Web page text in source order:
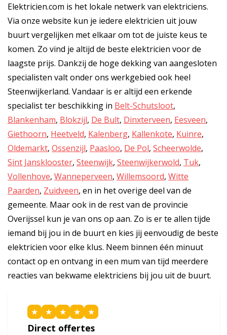
Elektricien.com is het lokale netwerk van elektriciens.
Via onze website kun je iedere elektricien uit jouw
buurt vergelijken met elkaar om tot de juiste keus te
komen. Zo vind je altijd de beste elektricien voor de
laagste prijs. Dankzij de hoge dekking van aangesloten
specialisten valt onder ons werkgebied ook heel
Steenwijkerland. Vandaar is er altijd een erkende
specialist ter beschikking in Belt-Schutsloot,
Blankenham, Blokzijl, De Bult, Dinxterveen, Eesveen,
Giethoorn, Heetveld, Kalenberg, Kallenkote, Kuinre,
Oldemarkt, Ossenzijl, Paasloo, De Pol, Scheerwolde,
Sint Jansklooster, Steenwijk, Steenwijkerwold, Tuk,
Vollenhove, Wanneperveen, Willemsoord, Witte
Paarden, Zuidveen, en in het overige deel van de
gemeente. Maar ook in de rest van de provincie
Overijssel kun je van ons op aan. Zo is er te allen tijde
iemand bij jou in de buurt en kies jij eenvoudig de beste
elektricien voor elke klus. Neem binnen één minuut
contact op en ontvang in een mum van tijd meerdere
reacties van bekwame elektriciens bij jou uit de buurt.
★ ★ ★ ★ ★
Direct offertes